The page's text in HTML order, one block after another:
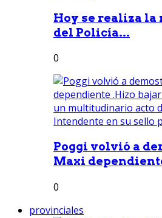
Hoy se realiza
del Policía...
0
Poggi volvió a
Maxi
0
provinciales